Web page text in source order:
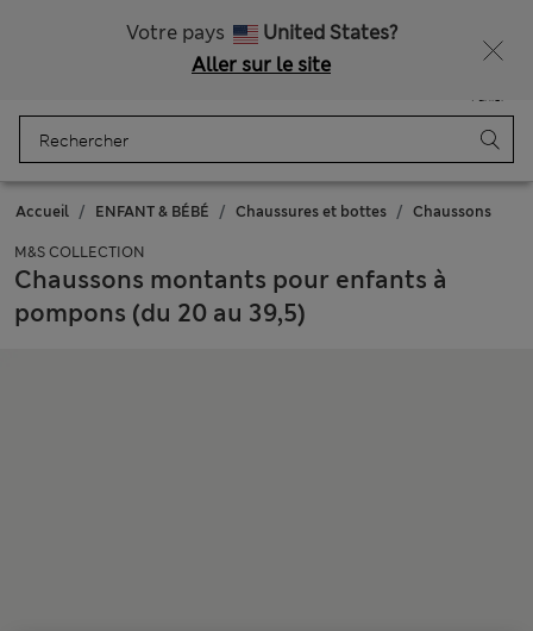
Votre pays
United States?
Aller sur le site
Panier
Accueil ENFANT & BÉBÉ Chaussures et bottes Chaussons
M&S COLLECTION
Chaussons montants pour enfants à
pompons (du 20 au 39,5)